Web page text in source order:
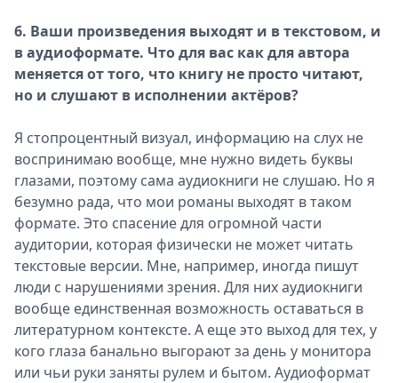
6. Ваши произведения выходят и в текстовом, и
в аудиоформате. Что для вас как для автора
меняется от того, что книгу не просто читают,
но и слушают в исполнении актёров?
Я стопроцентный визуал, информацию на слух не
воспринимаю вообще, мне нужно видеть буквы
глазами, поэтому сама аудиокниги не слушаю. Но я
безумно рада, что мои романы выходят в таком
формате. Это спасение для огромной части
аудитории, которая физически не может читать
текстовые версии. Мне, например, иногда пишут
люди с нарушениями зрения. Для них аудиокниги
вообще единственная возможность оставаться в
литературном контексте. А еще это выход для тех, у
кого глаза банально выгорают за день у монитора
или чьи руки заняты рулем и бытом. Аудиоформат